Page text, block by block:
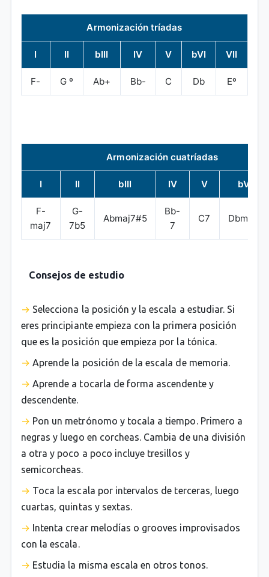
Armonización tríadas
I II bIII IV V bVI VII
F- G º Ab+ Bb- C Db Eº
Armonización cuatríadas
I II bIII IV V bVI
F-
maj7
G-
7b5
Abmaj7#5
Bb-
7
C7 Dbmaj7
Consejos de estudio
Selecciona la posición y la escala a estudiar. Si
eres principiante empieza con la primera posición
que es la posición que empieza por la tónica.
Aprende la posición de la escala de memoria.
Aprende a tocarla de forma ascendente y
descendente.
Pon un metrónomo y tocala a tiempo. Primero a
negras y luego en corcheas. Cambia de una división
a otra y poco a poco incluye tresillos y
semicorcheas.
Toca la escala por intervalos de terceras, luego
cuartas, quintas y sextas.
Intenta crear melodías o grooves improvisados
con la escala.
Estudia la misma escala en otros tonos.